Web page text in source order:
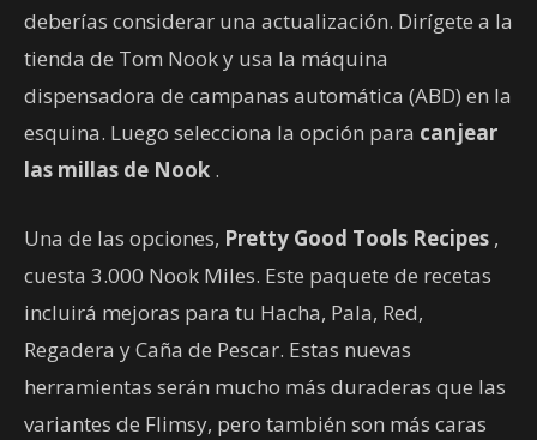
deberías considerar una actualización. Dirígete a la
tienda de Tom Nook y usa la máquina
dispensadora de campanas automática (ABD) en la
esquina. Luego selecciona la opción para canjear
las millas de Nook .
Una de las opciones, Pretty Good Tools Recipes ,
cuesta 3.000 Nook Miles. Este paquete de recetas
incluirá mejoras para tu Hacha, Pala, Red,
Regadera y Caña de Pescar. Estas nuevas
herramientas serán mucho más duraderas que las
variantes de Flimsy, pero también son más caras